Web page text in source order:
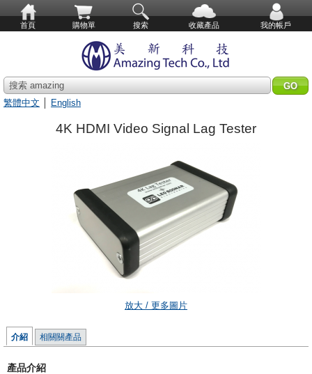
首頁 購物單 搜索 收藏產品 我的帳戶
搜索 amazing
繁體中文
English
4K HDMI Video Signal Lag Tester
放大 / 更多圖片
介紹 相關關產品
產品介紹